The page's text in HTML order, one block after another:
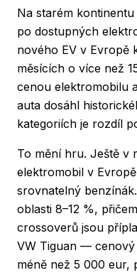
Na starém
po dostupných
nového EV v Evropě
měsících o více než
cenou elektromobilu
auta dosáhl
kategoriích je rozdíl
To mění hru. Ještě v
elektromobil v
srovnatelný
oblasti 8–12 %,
crossoverů jsou
VW Tiguan —
méně než 5 000 eur,